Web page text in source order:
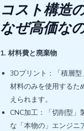
コスト構造
なぜ高価な
1. 材料費と廃棄物
3Dプリント：「積層
材料のみを使用するた
えられます。
CNC加工：「切削型
な「本物の」エンジニ